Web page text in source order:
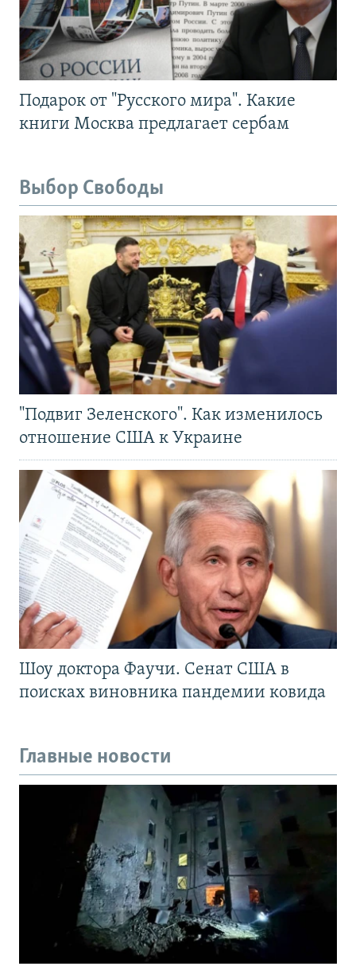
Подарок от "Русского мира". Какие
книги Москва предлагает сербам
Выбор Свободы
"Подвиг Зеленского". Как изменилось
отношение США к Украине
Шоу доктора Фаучи. Сенат США в
поисках виновника пандемии ковида
Главные новости